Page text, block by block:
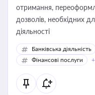
отримання,
дозволів, необхідних
діяльності
Банківська діяльність
Фінансові послуги